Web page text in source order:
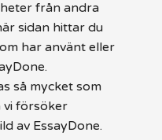
från andra
sidan hittar du
har använt eller
så mycket som
vi försöker
av EssayDone.